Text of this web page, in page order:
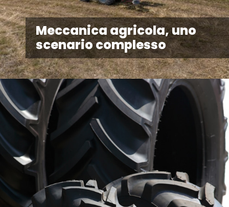
Meccanica agricola, uno
scenario complesso